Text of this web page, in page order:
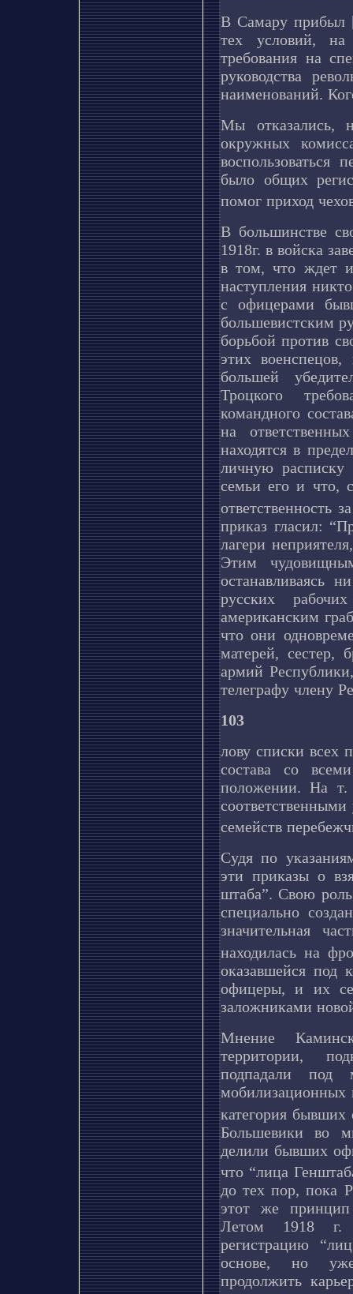
В Самару прибыл
тех условий, на
требования на
руководства
наименований.
Мы отказались,
окружных
было общих
помог приход
В большинстве
1918г. в войска
в том, что ждет
наступления
с офицерами
большевистским
борьбой против
этих
большей
Троцкого
командного
на
находятся в
личную расписку
семьи его и что,
ответственность
приказ гласил:
лагери
Этим
останавливаясь
русских
американским
что они
матерей, сестер,
армий
телеграфу члену
103
лову списки всех
состава со
положении. На т.
семейств
Судя по
эти приказы о
штаба”. Свою
специально
значительная
находилась на
оказавшейся под
офицеры, и их
заложниками
Мнение
территории,
подпадали под
мобилизационных
категория
Большевики во
делили бывших
что “лица
до тех пор, пока
этот же принцип
Летом 1918 г.
регистрацию
основе, но уже
продолжить